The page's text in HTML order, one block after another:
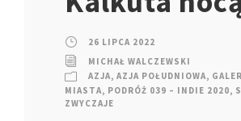
26 LIPCA 2022
MICHAŁ WALCZEWSKI
AZJA, AZJA POŁUDNIOWA,
MIASTA, PODRÓŻ 039 – INDIE 2020,
ZWYCZAJE